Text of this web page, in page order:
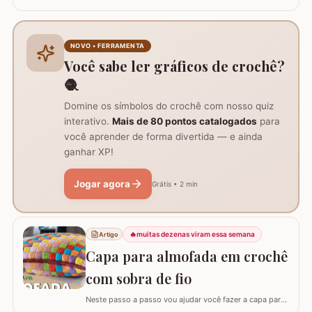
explicar de forma simples como interpretar o gráfico,
trabalho e aumentar a quantidade de pontos no início ou
no final da carreira. (Link para…
NOVO • FERRAMENTA
Você sabe ler gráficos de crochê?
🧶
Domine os símbolos do crochê com nosso quiz
interativo. Mais de 80 pontos catalogados para
você aprender de forma divertida — e ainda
ganhar XP!
Jogar agora Grátis • 2 min
Artigo 🔥muitas dezenas viram essa semana
Capa para almofada em crochê
com sobra de fio
Neste passo a passo vou ajudar você fazer a capa para